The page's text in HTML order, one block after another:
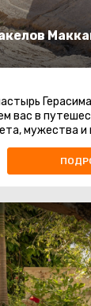
Герасима
вас в
мужества
начнем там, где вспыхнул первый ...